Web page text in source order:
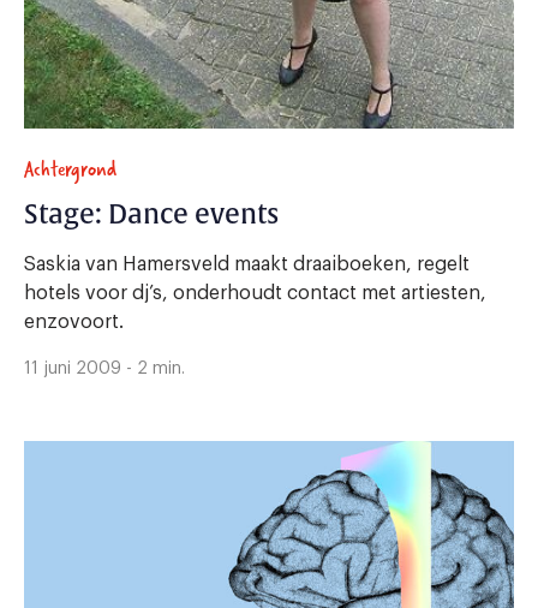
Achtergrond
Stage: Dance events
Saskia van Hamersveld maakt draaiboeken, regelt
hotels voor dj’s, onderhoudt contact met artiesten,
enzovoort.
11 juni 2009 - 2 min.